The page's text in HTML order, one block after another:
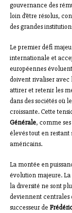
gouvernance des
loin d’être résolus,
des grandes
Le premier défi
internationale et
européennes
doivent rivaliser avec
attirer et retenir les
dans des sociétés où
croissante. Cette
Générale, comme
élevés tout en
américains.
La montée en
évolution majeure.
la diversité ne sont
deviennent centrales
successeur de